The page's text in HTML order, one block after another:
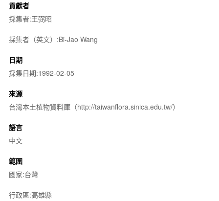
貢獻者
採集者:王弼昭
採集者（英文）:Bi-Jao Wang
日期
採集日期:1992-02-05
來源
台灣本土植物資料庫（http://taiwanflora.sinica.edu.tw/）
語言
中文
範圍
國家:台灣
行政區:高雄縣